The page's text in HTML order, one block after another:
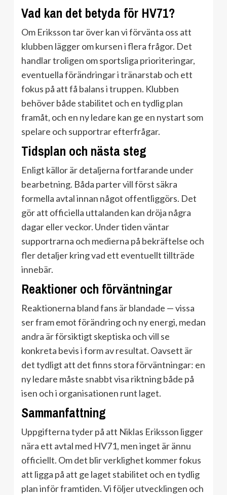
Vad kan det betyda för HV71?
Om Eriksson tar över kan vi förvänta oss att
klubben lägger om kursen i flera frågor. Det
handlar troligen om sportsliga prioriteringar,
eventuella förändringar i tränarstab och ett
fokus på att få balans i truppen. Klubben
behöver både stabilitet och en tydlig plan
framåt, och en ny ledare kan ge en nystart som
spelare och supportrar efterfrågar.
Tidsplan och nästa steg
Enligt källor är detaljerna fortfarande under
bearbetning. Båda parter vill först säkra
formella avtal innan något offentliggörs. Det
gör att officiella uttalanden kan dröja några
dagar eller veckor. Under tiden väntar
supportrarna och medierna på bekräftelse och
fler detaljer kring vad ett eventuellt tillträde
innebär.
Reaktioner och förväntningar
Reaktionerna bland fans är blandade — vissa
ser fram emot förändring och ny energi, medan
andra är försiktigt skeptiska och vill se
konkreta bevis i form av resultat. Oavsett är
det tydligt att det finns stora förväntningar: en
ny ledare måste snabbt visa riktning både på
isen och i organisationen runt laget.
Sammanfattning
Uppgifterna tyder på att Niklas Eriksson ligger
nära ett avtal med HV71, men inget är ännu
officiellt. Om det blir verklighet kommer fokus
att ligga på att ge laget stabilitet och en tydlig
plan inför framtiden. Vi följer utvecklingen och